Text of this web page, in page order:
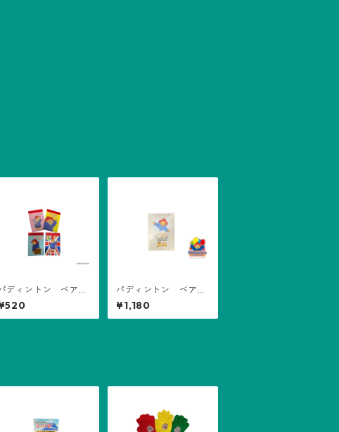
ディントン ベア™️
ニ4PメモVOL.2
パディントン ベア™️
はちみつケーキ
¥1,180